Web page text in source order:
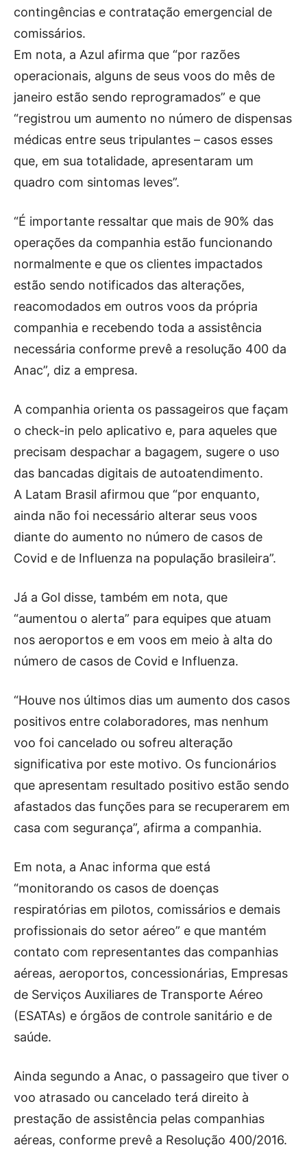
contingências e contratação emergencial de
comissários.
Em nota, a Azul afirma que “por razões
operacionais, alguns de seus voos do mês de
janeiro estão sendo reprogramados” e que
“registrou um aumento no número de dispensas
médicas entre seus tripulantes – casos esses
que, em sua totalidade, apresentaram um
quadro com sintomas leves”.
“É importante ressaltar que mais de 90% das
operações da companhia estão funcionando
normalmente e que os clientes impactados
estão sendo notificados das alterações,
reacomodados em outros voos da própria
companhia e recebendo toda a assistência
necessária conforme prevê a resolução 400 da
Anac”, diz a empresa.
A companhia orienta os passageiros que façam
o check-in pelo aplicativo e, para aqueles que
precisam despachar a bagagem, sugere o uso
das bancadas digitais de autoatendimento.
A Latam Brasil afirmou que “por enquanto,
ainda não foi necessário alterar seus voos
diante do aumento no número de casos de
Covid e de Influenza na população brasileira”.
Já a Gol disse, também em nota, que
“aumentou o alerta” para equipes que atuam
nos aeroportos e em voos em meio à alta do
número de casos de Covid e Influenza.
“Houve nos últimos dias um aumento dos casos
positivos entre colaboradores, mas nenhum
voo foi cancelado ou sofreu alteração
significativa por este motivo. Os funcionários
que apresentam resultado positivo estão sendo
afastados das funções para se recuperarem em
casa com segurança”, afirma a companhia.
Em nota, a Anac informa que está
“monitorando os casos de doenças
respiratórias em pilotos, comissários e demais
profissionais do setor aéreo” e que mantém
contato com representantes das companhias
aéreas, aeroportos, concessionárias, Empresas
de Serviços Auxiliares de Transporte Aéreo
(ESATAs) e órgãos de controle sanitário e de
saúde.
Ainda segundo a Anac, o passageiro que tiver o
voo atrasado ou cancelado terá direito à
prestação de assistência pelas companhias
aéreas, conforme prevê a Resolução 400/2016.